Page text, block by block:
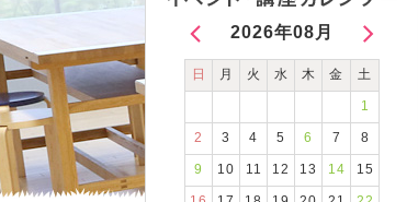
2026年08月
日 月 火 水 木 金 土
1
2 3 4 5 6 7 8
9 10 11 12 13 14 15